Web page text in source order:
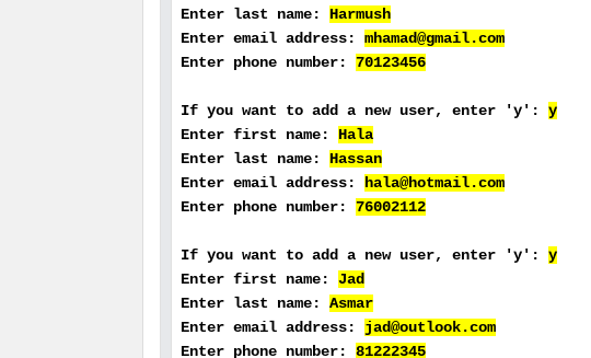
Enter last name: Harmush
Enter email address: mhamad@gmail.com
Enter phone number: 70123456
If you want to add a new user, enter 'y': y
Enter first name: Hala
Enter last name: Hassan
Enter email address:
hala@hotmail.com
Enter phone number: 76002112
If you want to add a new user, enter 'y': y
Enter first name: Jad
Enter last name: Asmar
Enter email address: jad@outlook.com
Enter phone number: 81222345